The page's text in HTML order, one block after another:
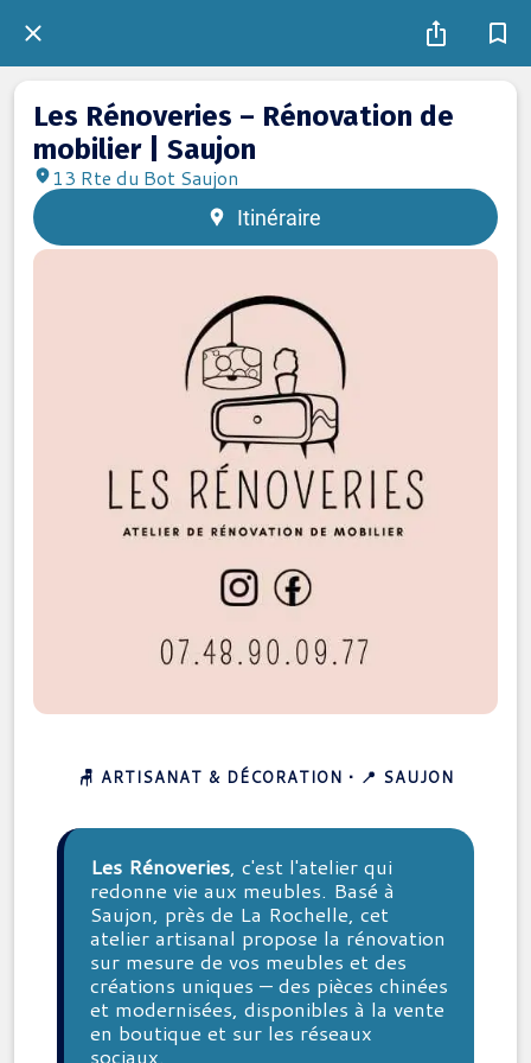
Les Rénoveries – Rénovation de
mobilier | Saujon
13 Rte du Bot Saujon
Itinéraire
🪑 ARTISANAT & DÉCORATION • 📍 SAUJON
Les Rénoveries, c'est l'atelier qui
redonne vie aux meubles. Basé à
Saujon, près de La Rochelle, cet
atelier artisanal propose la rénovation
sur mesure de vos meubles et des
créations uniques — des pièces chinées
et modernisées, disponibles à la vente
en boutique et sur les réseaux
sociaux.